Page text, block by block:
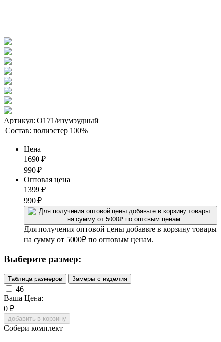
Артикул: О171/изумрудный
Состав: полиэстер 100%
Цена
1690 ₽
990 ₽
Оптовая цена
1399 ₽
990 ₽
Для получения оптовой цены добавьте в корзину товары
на сумму от 5000₽ по оптовым ценам.
Выберите размер:
Таблица размеров Замеры с изделия
46
Ваша Цена:
0 ₽
добавить в корзину
Собери комплект